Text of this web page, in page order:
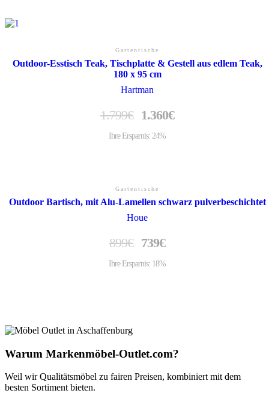
Gartentische
Outdoor-Esstisch Teak, Tischplatte & Gestell aus edlem Teak,
180 x 95 cm
Hartman
1.799€ 1.360€
Ihre Ersparnis: 24%
Gartentische
Outdoor Bartisch, mit Alu-Lamellen schwarz pulverbeschichtet
Houe
899€ 739€
Ihre Ersparnis: 18%
Warum Markenmöbel-Outlet.com?
Weil wir Qualitätsmöbel zu fairen Preisen, kombiniert mit dem
besten Sortiment bieten.